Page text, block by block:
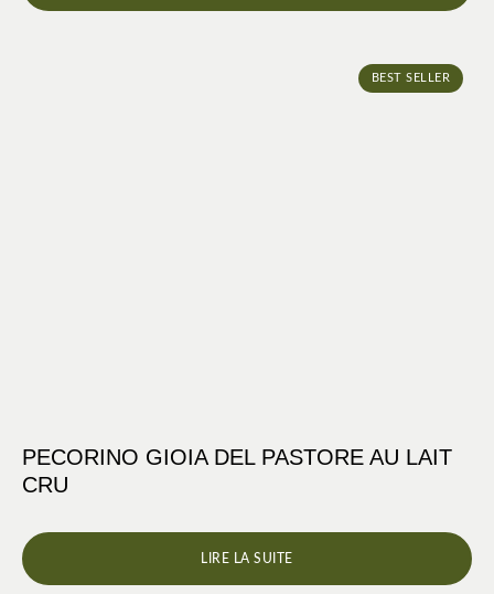
BEST SELLER
PECORINO GIOIA DEL PASTORE AU LAIT
CRU
LIRE LA SUITE